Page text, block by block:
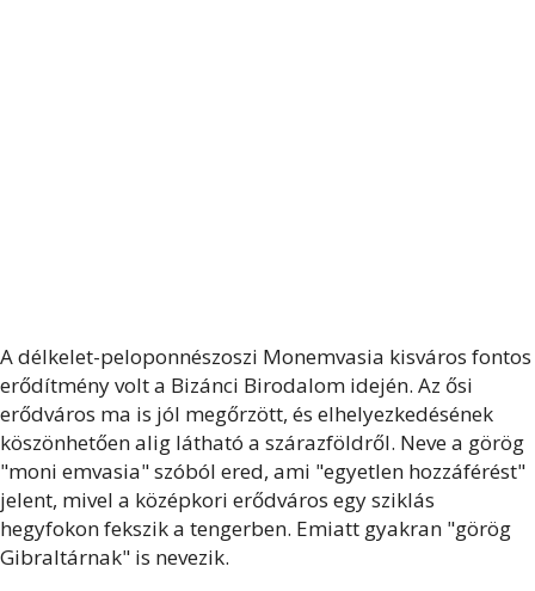
A délkelet-peloponnészoszi Monemvasia kisváros fontos
erődítmény volt a Bizánci Birodalom idején. Az ősi
erődváros ma is jól megőrzött, és elhelyezkedésének
köszönhetően alig látható a szárazföldről. Neve a görög
"moni emvasia" szóból ered, ami "egyetlen hozzáférést"
jelent, mivel a középkori erődváros egy sziklás
hegyfokon fekszik a tengerben. Emiatt gyakran "görög
Gibraltárnak" is nevezik.